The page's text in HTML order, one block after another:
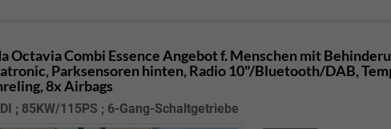
Octavia Combi Essence Angebot f. Menschen mit
Parksensoren hinten, Radio 10"/Bluetooth/DAB,
8x Airbags
; 85KW/115PS ; 6-Gang-Schaltgetriebe